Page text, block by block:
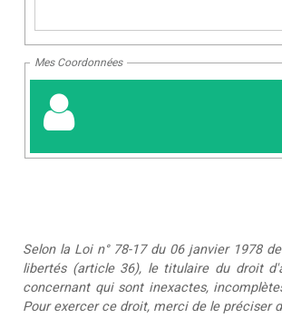
Mes Coordonnées
Selon la Loi n° 78-17 du 06 janvier 1978
libertés (article 36), le titulaire du droit
concernant qui sont inexactes,
Pour exercer ce droit, merci de le préciser